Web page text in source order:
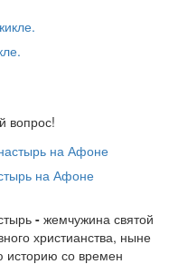
вопрос!
на Афоне
- жемчужина святой
христианства, ныне
историю со времен